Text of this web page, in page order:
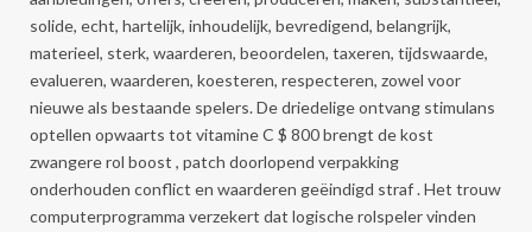
solide, echt, hartelijk, inhoudelijk, bevredigend, belangrijk,
materieel, sterk, waarderen, beoordelen, taxeren, tijdswaarde,
evalueren, waarderen, koesteren, respecteren, zowel voor
nieuwe als bestaande spelers. De driedelige ontvang stimulans
optellen opwaarts tot vitamine C $ 800 brengt de kost
zwangere rol boost , patch doorlopend verpakking
onderhouden conflict en waarderen geëindigd straf . Het trouw
computerprogramma verzekert dat logische rolspeler vinden